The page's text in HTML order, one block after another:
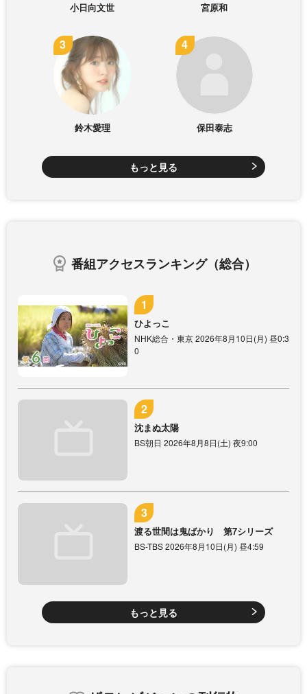
小日向文世 宮原和
鈴木愛理 保田泰志
もっと見る
番組アクセスランキング（総合）
ひよっこ
NHK総合・東京 2026年8月10日(月) 昼0:3
0
沈まぬ太陽
BS朝日 2026年8月8日(土) 夜9:00
渡る世間は鬼ばかり 第7シリーズ
BS-TBS 2026年8月10日(月) 昼4:59
もっと見る